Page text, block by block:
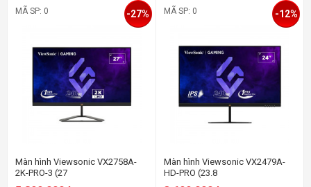
MÃ SP: 0
Màn hình Viewsonic VX2758A-
2K-PRO-3 (27
-27% MÃ SP: 0
Màn hình Viewsonic VX2479A-
HD-PRO (23.8
-12%